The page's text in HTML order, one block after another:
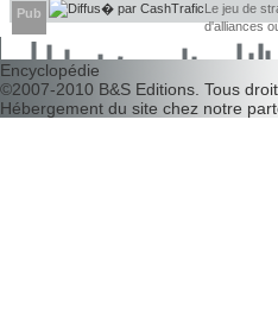
Pub
Le jeu de
d'alliances
d�couvrir leurs faiblesses !
Encyclopédie
©2007-2010 B&S Editions . Tous
Hébergement du site chez notre